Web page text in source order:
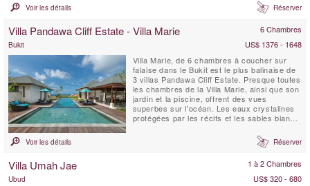
Voir les détails Réserver
Villa Pandawa Cliff Estate - Villa Marie 6 Chambres
Bukit
US$ 1376 - 1648
Villa Marie, de 6 chambres à coucher sur
falaise dans le Bukit est le plus balinaise de
3 villas Pandawa Cliff Estate. Presque toutes
les chambres de la Villa Marie, ainsi que son
jardin et la piscine, offrent des vues
superbes sur l'océan. Les eaux crystalines
protégées par les récifs et les sables blancs
de la propriété, et les meilleures plages de
surf de Bali sont également à proximité.
Voir les détails Réserver
Villa Umah Jae 1 à 2 Chambres
Ubud
US$ 320 - 680